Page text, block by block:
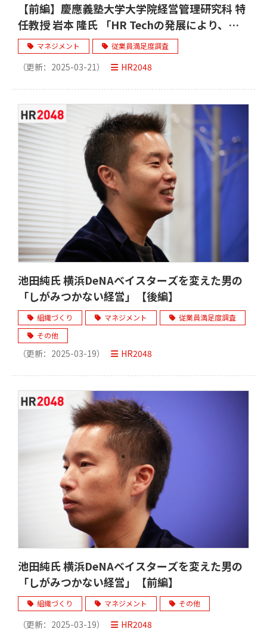
【前編】慶應義塾大学大学院経営管理研究科 特
任教授 岩本 隆氏 「HR Techの発展により、人
間はもっと自由になれる」
マネジメント 従業員満足度調査
（更新： 2025-03-21） HR2048
池田純氏 横浜DeNAベイスターズを変えた男の
「しがみつかない経営」【後編】
組織づくり マネジメント
従業員満足度調査
その他
（更新： 2025-03-19） HR2048
池田純氏 横浜DeNAベイスターズを変えた男の
「しがみつかない経営」【前編】
組織づくり マネジメント その他
（更新： 2025-03-19） HR2048